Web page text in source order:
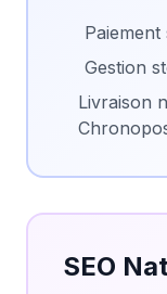
Gestion
Livraison
SEO